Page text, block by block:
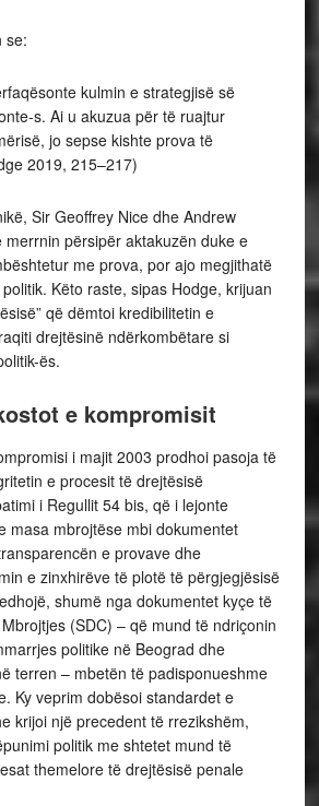
se:
kulmin e strategjisë së
s. Ai u akuzua për të ruajtur
jo sepse kishte prova të
2019, 215–217)
Sir Geoffrey Nice dhe Andrew
merrnin përsipër aktakuzën duke e
me prova, por ajo megjithatë
Këto raste, sipas Hodge, krijuan
që dëmtoi kredibilitetin e
drejtësinë ndërkombëtare si
ës.
e kompromisit
i majit 2003 prodhoi pasoja të
e procesit të drejtësisë
i Regullit 54 bis, që i lejonte
masa mbrojtëse mbi dokumentet
e provave dhe
e zinxhirëve të plotë të përgjegjësisë
shumë nga dokumentet kyçe të
(SDC) – që mund të ndriçonin
politike në Beograd dhe
terren – mbetën të padisponueshme
Ky veprim dobësoi standardet e
krijoi një precedent të rrezikshëm,
politik me shtetet mund të
themelore të drejtësisë penale